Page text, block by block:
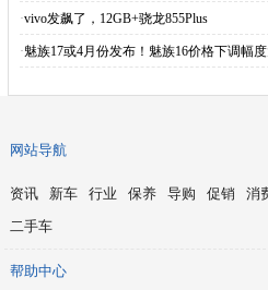
·vivo发飙了，12GB+骁龙855Plus
·魅族17或4月份发布！魅族16价格下调幅
网站导航
资讯 新车 行业 保养 导购 促销 消
二手车
帮助中心